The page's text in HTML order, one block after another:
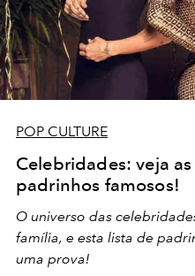
POP CULTURE
Celebridades: veja
padrinhos famosos!
O universo das
família, e esta lista de
uma prova!